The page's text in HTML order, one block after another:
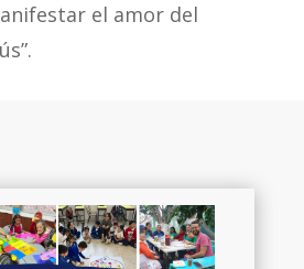
el amor del